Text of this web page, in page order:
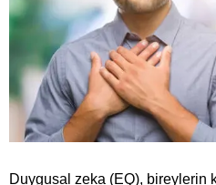
Duygusal zeka (EQ), bireylerin